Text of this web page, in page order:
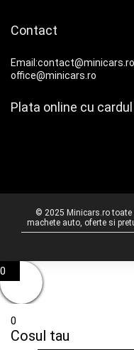
Contact
Email:contact@minicars.ro
office@minicars.ro
Plata online cu cardul
© 2025 Minicars.ro toate
machete auto, oferte si
0
0
Cosul tau